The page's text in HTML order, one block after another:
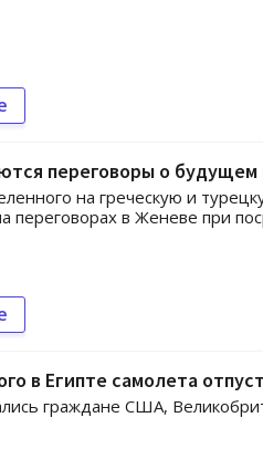
переговоры о будущем
на греческую и
переговорах в Женеве при
в Египте самолета
граждане США,